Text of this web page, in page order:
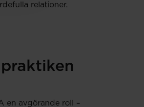
relationer.
en avgörande roll –